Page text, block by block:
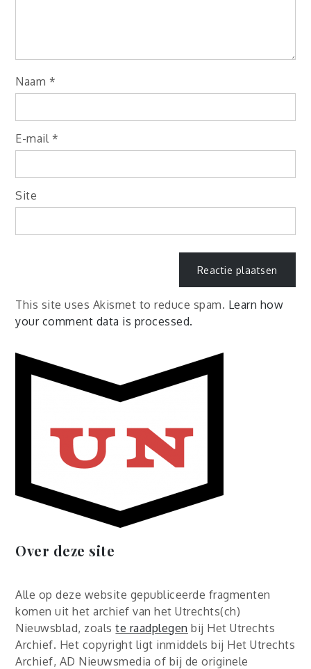
Naam *
E-mail *
Site
This site uses Akismet to reduce spam. Learn how
your comment data is processed.
Over deze site
Alle op deze website gepubliceerde fragmenten
komen uit het archief van het Utrechts(ch)
Nieuwsblad, zoalste raadplegen bij Het Utrechts
Archief. Het copyright ligt inmiddels bij Het Utrechts
Archief, AD Nieuwsmedia of bij de originele